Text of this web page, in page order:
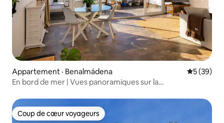
Appartement · Benalmádena Note
5 (39)
En bord de mer | Vues panoramiques sur la
Coup de cœur voyageurs
Coup de cœur voyageurs